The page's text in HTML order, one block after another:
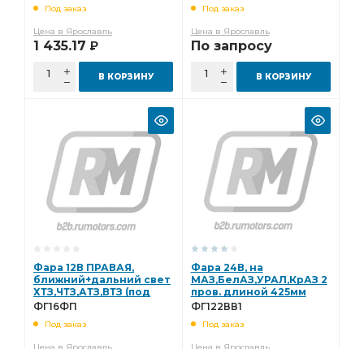
62.3711-23 б/л
Под заказ
Цена в Ярославль
1 435.17 Р
В КОРЗИНУ
ФГ16ФЛ
Под заказ
Цена в Ярославль
По запросу
В КОРЗИНУ
Фара 12В ПРАВАЯ,
ближний+дальний свет
ХТЗ,ЧТЗ,АТЗ,ВТЗ (под
лампу R2 А12-45+40
ФГ16ФП
ФГ16ФП
Под заказ
Фара 24В, на
МАЗ,БелАЗ,УРАЛ,КрАЗ 2
пров. длиной 425мм
(ан.62.3711-23) (ФГ122-
ФГ122ВВ1
ФГ122ВВ1
Под заказ